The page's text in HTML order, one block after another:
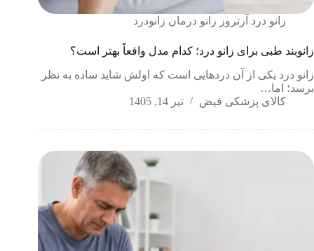
زانو درد آرتروز زانو درمان زانودرد
زانوبند طبی برای زانو درد؛ کدام مدل واقعاً بهتر است؟
زانو درد یکی از آن دردهایی است که اولش شاید ساده به نظر
برسد؛ اما…
کالای پزشکی فیض
تیر 14, 1405